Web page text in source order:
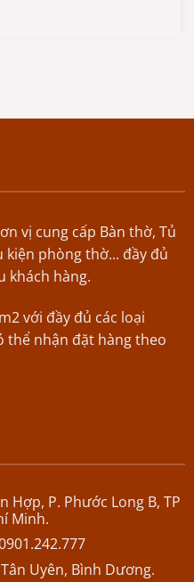
vị cung cấp Bàn thờ, Tủ
kiện phòng thờ... đầy đủ
khách hàng.
với đầy đủ các loại
thể nhận đặt hàng theo
Hợp, P. Phước Long B, TP
Minh.
Uyên, Bình Dương.